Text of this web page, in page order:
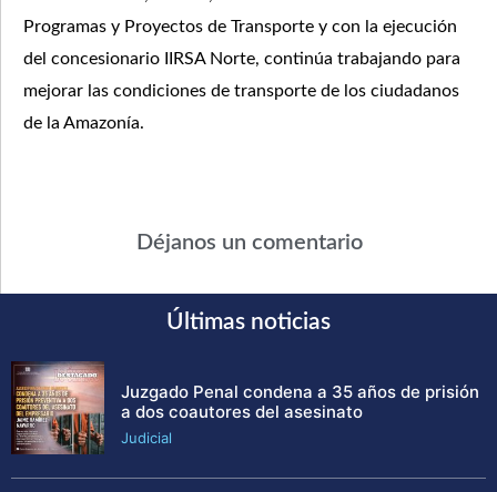
Programas y Proyectos de Transporte y con la ejecución
del concesionario IIRSA Norte, continúa trabajando para
mejorar las condiciones de transporte de los ciudadanos
de la Amazonía.
Déjanos un comentario
Últimas noticias
Juzgado Penal condena a 35 años de prisión
a dos coautores del asesinato
Judicial